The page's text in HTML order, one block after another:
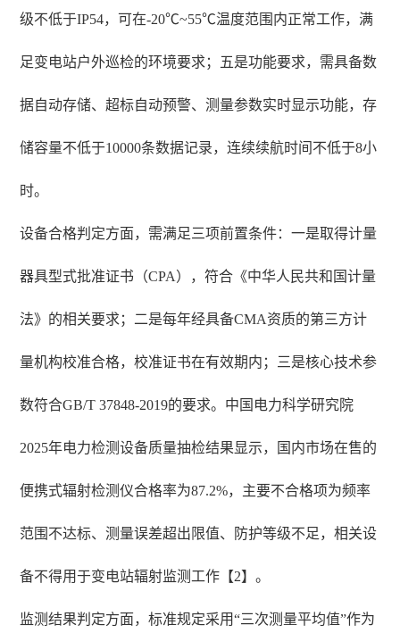
级不低于IP54，可在-20℃~55℃温度范围内正常工作，满
足变电站户外巡检的环境要求；五是功能要求，需具备数
据自动存储、超标自动预警、测量参数实时显示功能，存
储容量不低于10000条数据记录，连续续航时间不低于8小
时。
设备合格判定方面，需满足三项前置条件：一是取得计量
器具型式批准证书（CPA），符合《中华人民共和国计量
法》的相关要求；二是每年经具备CMA资质的第三方计
量机构校准合格，校准证书在有效期内；三是核心技术参
数符合GB/T 37848-2019的要求。中国电力科学研究院
2025年电力检测设备质量抽检结果显示，国内市场在售的
便携式辐射检测仪合格率为87.2%，主要不合格项为频率
范围不达标、测量误差超出限值、防护等级不足，相关设
备不得用于变电站辐射监测工作【2】。
监测结果判定方面，标准规定采用“三次测量平均值”作为